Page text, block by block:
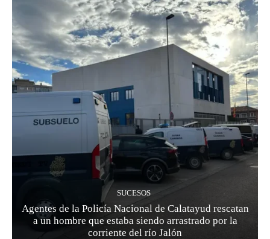
SUCESOS
Agentes de la Policía Nacional de Calatayud rescatan
a un hombre que estaba siendo arrastrado por la
corriente del río Jalón